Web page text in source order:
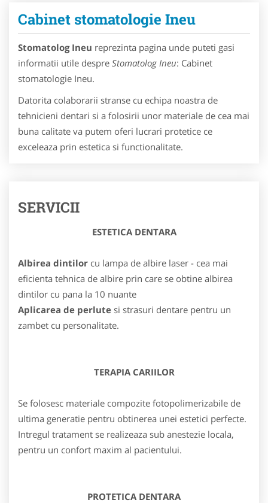
Cabinet stomatologie Ineu
Stomatolog Ineu reprezinta pagina unde puteti gasi
informatii utile despre Stomatolog Ineu: Cabinet
stomatologie Ineu.
Datorita colaborarii stranse cu echipa noastra de
tehnicieni dentari si a folosirii unor materiale de cea mai
buna calitate va putem oferi lucrari protetice ce
exceleaza prin estetica si functionalitate.
SERVICII
ESTETICA DENTARA
Albirea dintilor cu lampa de albire laser - cea mai
eficienta tehnica de albire prin care se obtine albirea
dintilor cu pana la 10 nuante
Aplicarea de perlute si strasuri dentare pentru un
zambet cu personalitate.
TERAPIA CARIILOR
Se folosesc materiale compozite fotopolimerizabile de
ultima generatie pentru obtinerea unei estetici perfecte.
Intregul tratament se realizeaza sub anestezie locala,
pentru un confort maxim al pacientului.
PROTETICA DENTARA